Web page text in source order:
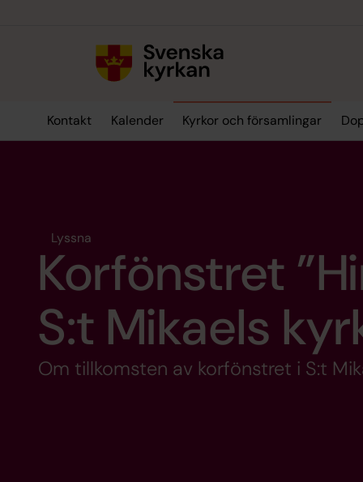
Kontakt Kalender Kyrkor och församlingar
Lyssna
Korfönstret
S:t Mikaels
Om tillkomsten av korfönstret i S:t